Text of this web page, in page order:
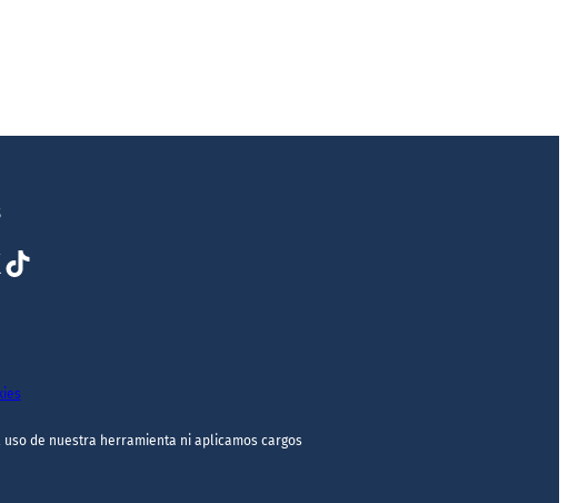
TikTok
de nuestra herramienta ni aplicamos cargos